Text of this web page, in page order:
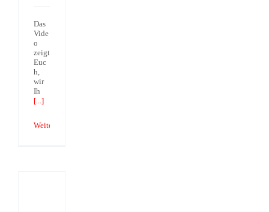
Das
Vide
o
zeigt
Euc
h,
wir
Ih
[...]
Weiterlesen